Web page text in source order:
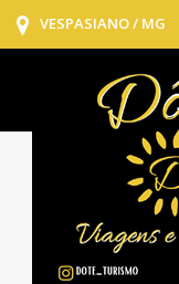
VESPASIANO / MG